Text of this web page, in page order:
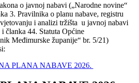
o javnoj nabavi („Narodne novine“
3. Pravilnika o planu nabave, registru
i analizi tržišta u javnoj nabavi
članka 44. Statuta Općine
Međimurske županije“ br. 5/21)
PLANA NABAVE 2026.